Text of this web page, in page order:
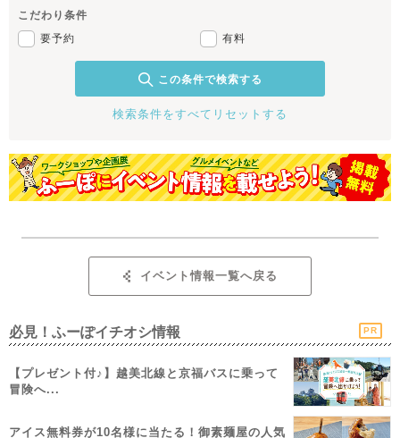
こだわり条件
要予約
有料
この条件で検索する
検索条件をすべてリセットする
イベント情報一覧へ戻る
必見！ふーぽイチオシ情報 PR
【プレゼント付♪】越美北線と京福バスに乗って
冒険へ...
アイス無料券が10名様に当たる！御素麺屋の人気